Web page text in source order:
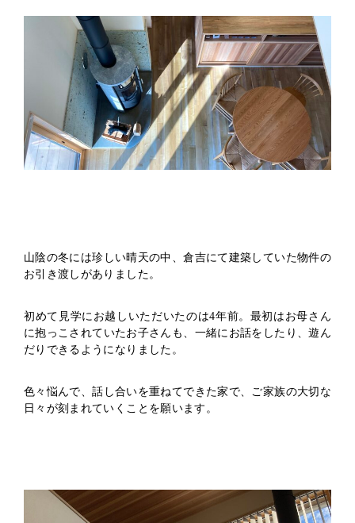
山陰の冬には珍しい晴天の中、倉吉にて建築していた物件の
お引き渡しがありました。
初めて見学にお越しいただいたのは4年前。最初はお母さん
に抱っこされていたお子さんも、一緒にお話をしたり、遊ん
だりできるようになりました。
色々悩んで、話し合いを重ねてできた家で、ご家族の大切な
日々が刻まれていくことを願います。